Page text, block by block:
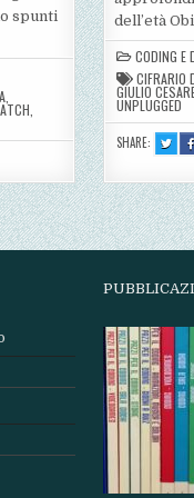
spunti
dell’età
CODING E
CIFRARIO
GIULIO
UNPLUGGED
SHARE: TWEET
THIS!
: